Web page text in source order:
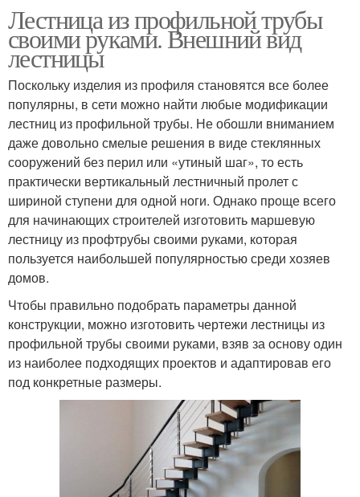
Лестница из профильной трубы
своими руками. Внешний вид
лестницы
Поскольку изделия из профиля становятся все более
популярны, в сети можно найти любые модификации
лестниц из профильной трубы. Не обошли вниманием
даже довольно смелые решения в виде стеклянных
сооружений без перил или «утиный шаг», то есть
практически вертикальный лестничный пролет с
шириной ступени для одной ноги. Однако проще всего
для начинающих строителей изготовить маршевую
лестницу из профтрубы своими руками, которая
пользуется наибольшей популярностью среди хозяев
домов.
Чтобы правильно подобрать параметры данной
конструкции, можно изготовить чертежи лестницы из
профильной трубы своими руками, взяв за основу один
из наиболее подходящих проектов и адаптировав его
под конкретные размеры.